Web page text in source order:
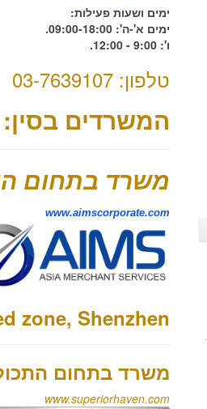
ימים ושעות פעילות:
ימים א'-ה': 09:00-18:00.
ו': 9:00 - 12:00.
טלפון: 03-7639107
המשרדים בסין:
משרד בתחום
www.aimscorporate.com
zone, Shenzhen
משרד בתחום
www.superiorhaven.com